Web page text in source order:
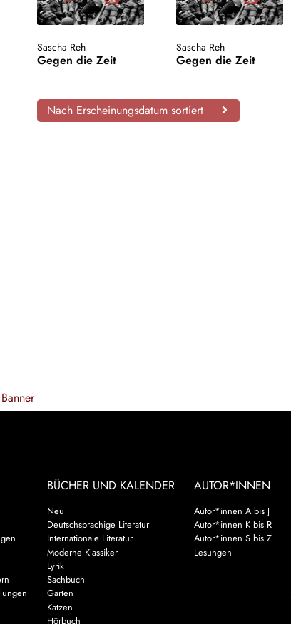
Sascha Reh
Gegen die Zeit
Sascha Reh
Gegen die Zeit
Nach Erscheinungsdatum sortiert
BÜCHER UND KALENDER
Neu
Deutschsprachige Literatur
Internationale Literatur
Moderne Klassiker
Lyrik
Sachbuch
Garten
Katzen
Hörbuch
AUTOR*INNEN
Autor*innen A bis J
Autor*innen K bis R
Autor*innen S bis Z
Lesungen